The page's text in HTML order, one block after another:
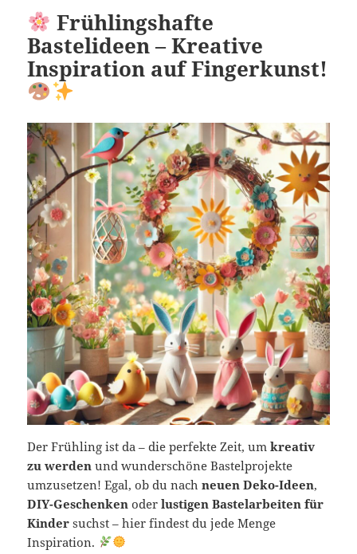
Frühlingshafte
Bastelideen – Kreative
Inspiration auf Fingerkunst!
Der Frühling ist da – die perfekte Zeit, umkreativ
zu werden und wunderschöne Bastelprojekte
umzusetzen! Egal, ob du nachneuen Deko-Ideen,
DIY-Geschenken oderlustigen Bastelarbeiten für
Kinder suchst – hier findest du jede Menge
Inspiration.